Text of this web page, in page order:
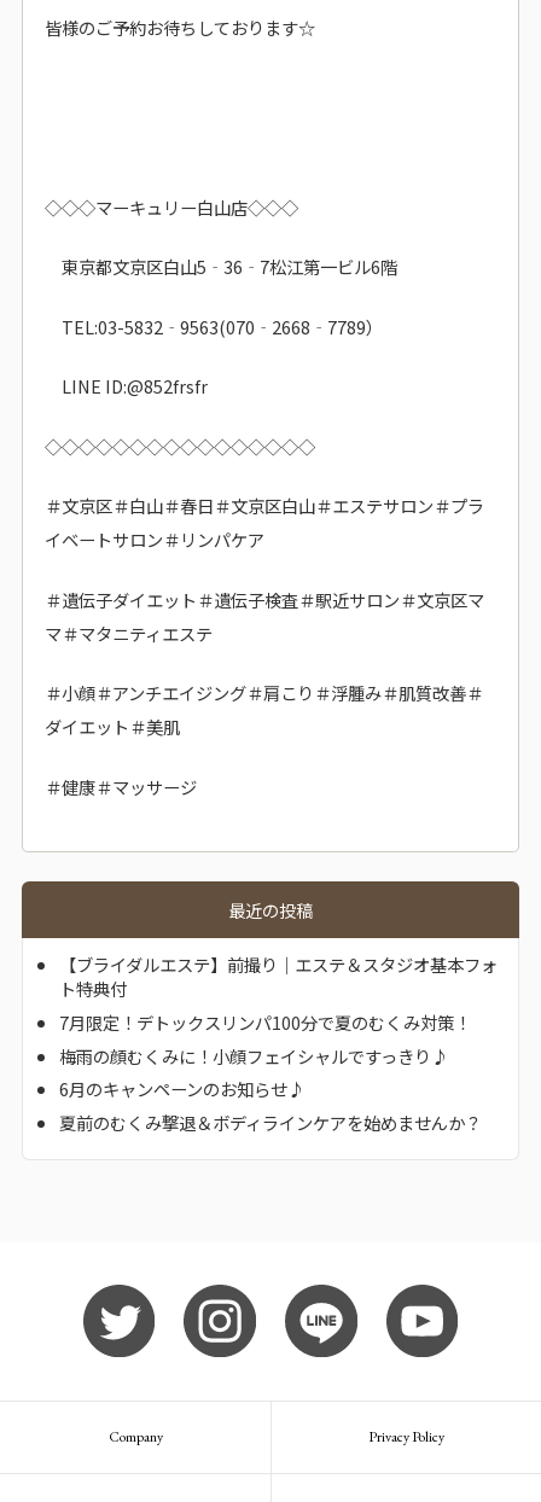
皆様のご予約お待ちしております☆
◇◇◇マーキュリー白山店◇◇◇
東京都文京区白山5‐36‐7松江第一ビル6階
TEL:03-5832‐9563(070‐2668‐7789）
LINE ID:@852frsfr
◇◇◇◇◇◇◇◇◇◇◇◇◇◇◇◇
＃文京区＃白山＃春日＃文京区白山＃エステサロン＃プラ
イベートサロン＃リンパケア
＃遺伝子ダイエット＃遺伝子検査＃駅近サロン＃文京区マ
マ＃マタニティエステ
＃小顔＃アンチエイジング＃肩こり＃浮腫み＃肌質改善＃
ダイエット＃美肌
＃健康＃マッサージ
最近の投稿
【ブライダルエステ】前撮り｜エステ＆スタジオ基本フォ
ト特典付
7月限定！デトックスリンパ100分で夏のむくみ対策！
梅雨の顔むくみに！小顔フェイシャルですっきり♪
6月のキャンペーンのお知らせ♪
夏前のむくみ撃退＆ボディラインケアを始めませんか？
Company Privacy Policy